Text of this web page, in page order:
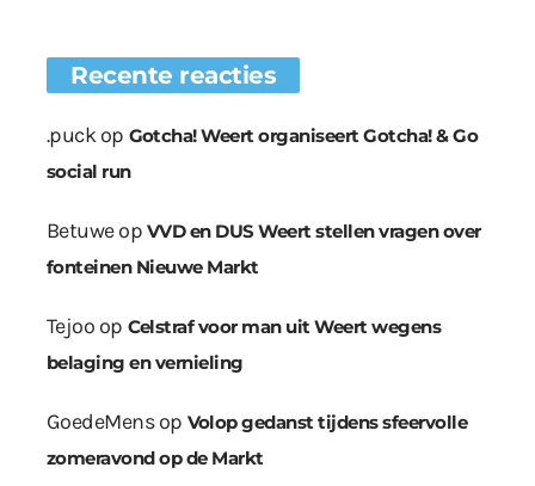
Recente reacties
.puckop Gotcha! Weert organiseert Gotcha! & Go
social run
Betuweop VVD en DUS Weert stellen vragen over
fonteinen Nieuwe Markt
Tejoo op Celstraf voor man uit Weert wegens
belaging en vernieling
GoedeMensop Volop gedanst tijdens sfeervolle
zomeravond op de Markt